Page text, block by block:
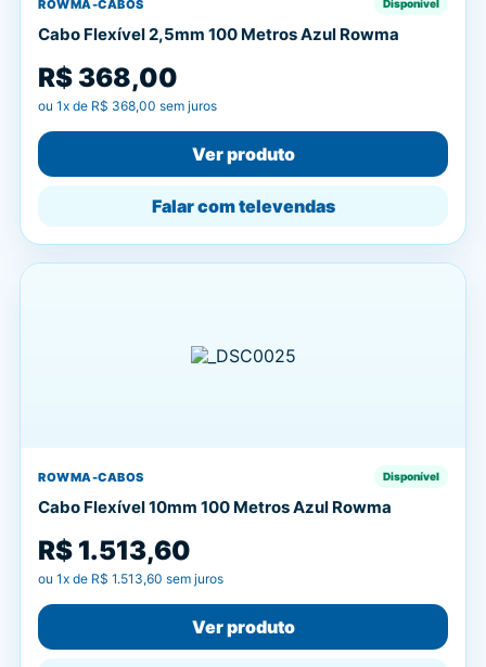
ROWMA-CABOS Disponível
Cabo Flexível 2,5mm 100 Metros Azul Rowma
R$ 368,00
ou 1x de R$ 368,00 sem juros
Ver produto
Falar com televendas
ROWMA-CABOS Disponível
Cabo Flexível 10mm 100 Metros Azul Rowma
R$ 1.513,60
ou 1x de R$ 1.513,60 sem juros
Ver produto